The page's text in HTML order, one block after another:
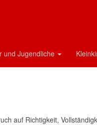
und Jugendliche
TG
auf Richtigkeit,